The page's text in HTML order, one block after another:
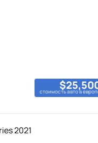
стоимость авто в